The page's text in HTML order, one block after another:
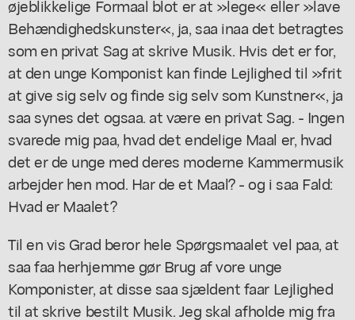
øjeblikkelige Formaal blot er at »lege« eller »lave
Behændighedskunster«, ja, saa inaa det betragtes
som en privat Sag at skrive Musik. Hvis det er for,
at den unge Komponist kan finde Lejlighed til »frit
at give sig selv og finde sig selv som Kunstner«, ja
saa synes det ogsaa. at være en privat Sag. - Ingen
svarede mig paa, hvad det endelige Maal er, hvad
det er de unge med deres moderne Kammermusik
arbejder hen mod. Har de et Maal? - og i saa Fald:
Hvad er Maalet?
Til en vis Grad beror hele Spørgsmaalet vel paa, at
saa faa herhjemme gør Brug af vore unge
Komponister, at disse saa sjældent faar Lejlighed
til at skrive bestilt Musik. Jeg skal afholde mig fra